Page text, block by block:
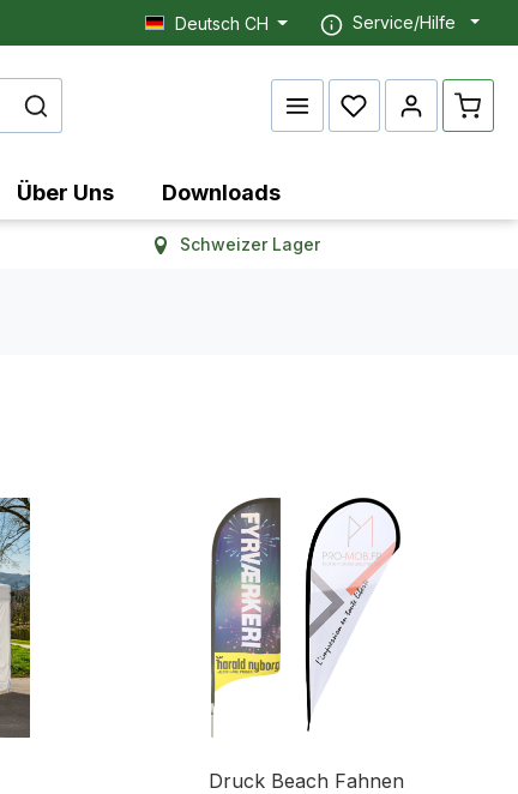
Deutsch CH Service/Hilfe
Über Uns Downloads
Schweizer Lager
Druck Beach Fahnen